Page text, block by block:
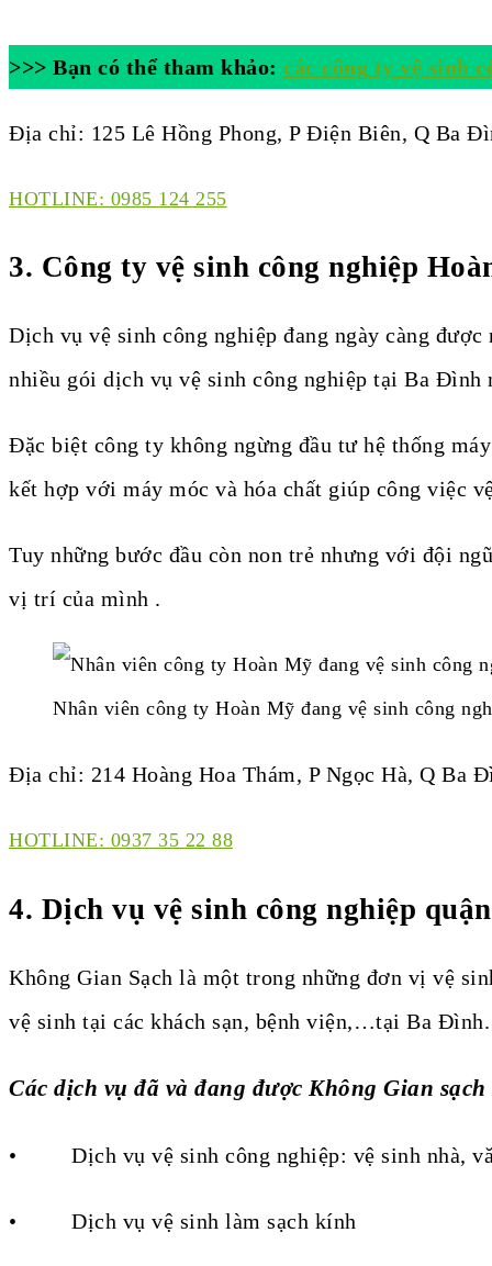
>>> Bạn có thể tham khảo: các công ty vệ sinh
Địa chỉ: 125 Lê Hồng Phong, P Điện Biên, Q Ba
HOTLINE: 0985 124 255
3. Công ty vệ sinh công nghiệp
Dịch vụ vệ sinh công nghiệp đang ngày càng
nhiều gói dịch vụ vệ sinh công nghiệp tại Ba
Đặc biệt công ty không ngừng đầu tư hệ thống
kết hợp với máy móc và hóa chất giúp công việc
Tuy những bước đầu còn non trẻ nhưng với đội
vị trí của mình .
Nhân viên công ty Hoàn Mỹ đang vệ sinh công
Địa chỉ: 214 Hoàng Hoa Thám, P Ngọc Hà, Q Ba
HOTLINE: 0937 35 22 88
4. Dịch vụ vệ sinh công nghiệp
Không Gian Sạch là một trong những đơn vị vệ
vệ sinh tại các khách sạn, bệnh viện,…tại Ba
Các dịch vụ đã và đang được Không Gian
• Dịch vụ vệ sinh công nghiệp: vệ sinh nhà,
• Dịch vụ vệ sinh làm sạch kính